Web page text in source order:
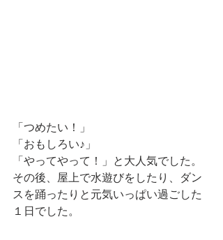
「つめたい！」
「おもしろい♪」
「やってやって！」と大人気でした。
その後、屋上で水遊びをしたり、ダン
スを踊ったりと元気いっぱい過ごした
１日でした。